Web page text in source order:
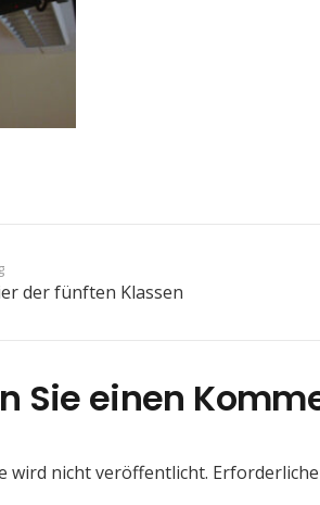
der fünften Klassen
Sie einen
wird nicht veröffentlicht.